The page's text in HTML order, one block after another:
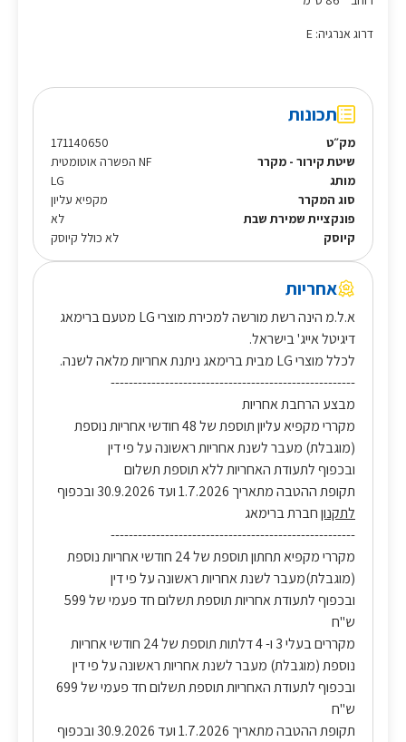
דרוג אנרגיה: E
תכונות
מק״ט
171140650
שיטת קירור - מקרר
NF הפשרה אוטומטית
מותג
LG
סוג המקרר
מקפיא עליון
פונקציית שמירת שבת
לא
קיוסק
לא כולל קיוסק
אחריות
א.ל.מ הינה רשת מורשה למכירת מוצרי LG מטעם ברימאג
דיגיטל אייג' בישראל.
לכלל מוצרי LG מבית ברימאג ניתנת אחריות מלאה לשנה.
------------------------------------------------------
מבצע הרחבת אחריות
מקררי מקפיא עליון תוספת של 48 חודשי אחריות נוספת
(מוגבלת) מעבר לשנת אחריות ראשונה על פי דין
ובכפוף לתעודת האחריות ללא תוספת תשלום
תקופת ההטבה מתאריך 1.7.2026 ועד 30.9.2026 ובכפוף
לתקנוןחברת ברימאג
------------------------------------------------------
מקררי מקפיא תחתון תוספת של 24 חודשי אחריות נוספת
(מוגבלת)מעבר לשנת אחריות ראשונה על פי דין
ובכפוף לתעודת אחריות תוספת תשלום חד פעמי של 599
ש"ח
מקררים בעלי 3 ו- 4 דלתות תוספת של 24 חודשי אחריות
נוספת (מוגבלת) מעבר לשנת אחריות ראשונה על פי דין
ובכפוף לתעודת האחריות תוספת תשלום חד פעמי של 699
ש"ח
תקופת ההטבה מתאריך 1.7.2026 ועד 30.9.2026 ובכפוף